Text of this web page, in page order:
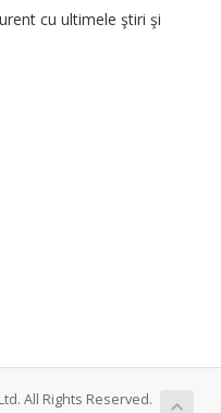
cu ultimele ştiri şi
All Rights Reserved.